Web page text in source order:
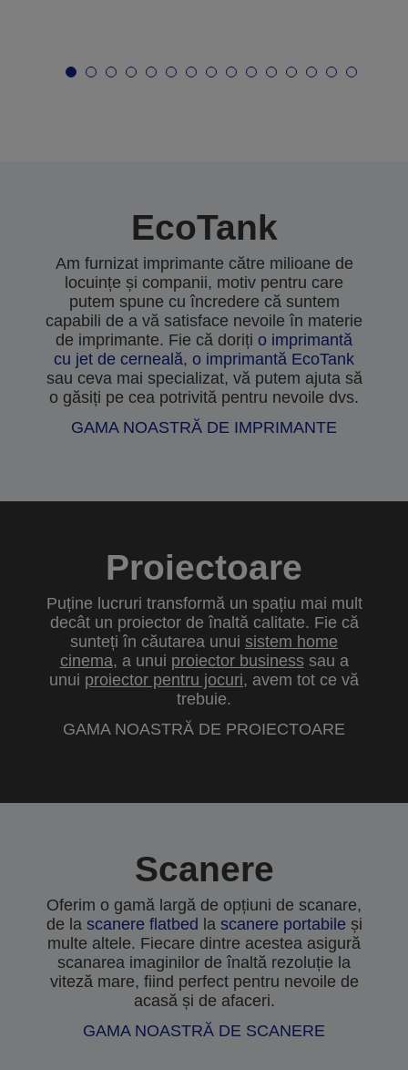
EcoTank
Am furnizat imprimante către milioane de
locuințe și companii, motiv pentru care
putem spune cu încredere că suntem
capabili de a vă satisface nevoile în materie
de imprimante. Fie că doriți o imprimantă
cu jet de cerneală, o imprimantă EcoTank
sau ceva mai specializat, vă putem ajuta să
o găsiți pe cea potrivită pentru nevoile dvs.
GAMA NOASTRĂ DE IMPRIMANTE
Proiectoare
Puține lucruri transformă un spațiu mai mult
decât un proiector de înaltă calitate. Fie că
sunteți în căutarea unui sistem home
cinema, a unui proiector businesssau a
unui proiector pentru jocuri, avem tot ce vă
trebuie.
GAMA NOASTRĂ DE PROIECTOARE
Scanere
Oferim o gamă largă de opțiuni de scanare,
de la scanere flatbed la scanere portabile și
multe altele. Fiecare dintre acestea asigură
scanarea imaginilor de înaltă rezoluție la
viteză mare, fiind perfect pentru nevoile de
acasă și de afaceri.
GAMA NOASTRĂ DE SCANERE